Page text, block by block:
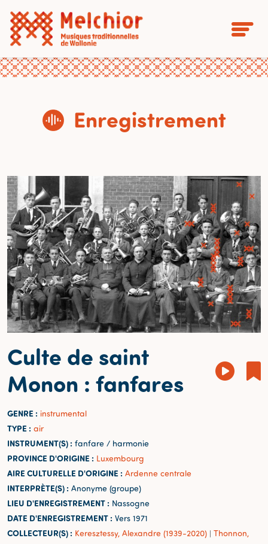
Enregistrement
Culte de saint
Monon : fanfares
GENRE : instrumental
TYPE : air
INSTRUMENT(S) : fanfare / harmonie
PROVINCE D'ORIGINE : Luxembourg
AIRE CULTURELLE D'ORIGINE : Ardenne centrale
INTERPRÈTE(S) : Anonyme (groupe)
LIEU D'ENREGISTREMENT : Nassogne
DATE D'ENREGISTREMENT : Vers 1971
COLLECTEUR(S) : Keresztessy, Alexandre (1939-2020) | Thonnon,